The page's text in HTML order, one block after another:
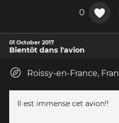
0
01 October 2017
Bientôt dans l'avion
Roissy-en-France,
Il est immense cet avion!!